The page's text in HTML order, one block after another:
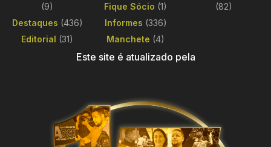
(9)
Destaques (436)
Editorial (31)
Fique Sócio (1)
Informes (336)
Manchete (4)
(82)
Este site é atualizado pela